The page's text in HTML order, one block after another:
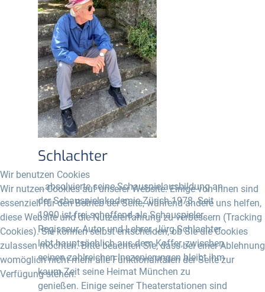
Schlachter
...absolvierte seine Schauspielausbildung an
der Schauspielakademie Zürich 1978. Seit
1990 ist frei schaffend als Schauspieler,
Regisseur, Autor und Lehrer. Jürg Schlachter
lebt hauptsächlich aus dem Koffer, zwischen
seinen zahlreichen Inszenierungen bleibt ihm
kaum Zeit seine Heimat München zu
genießen. Einige seiner Theaterstationen sind
Wir benutzen Cookies
Wir nutzen Cookies auf unserer Website. Einige von ihnen sind
essenziell für den Betrieb der Seite, während andere uns helfen,
diese Website und die Nutzererfahrung zu verbessern (Tracking
Cookies). Sie können selbst entscheiden, ob Sie die Cookies
zulassen möchten. Bitte beachten Sie, dass bei einer Ablehnung
womöglich nicht mehr alle Funktionalitäten der Seite zur
Verfügung stehen.